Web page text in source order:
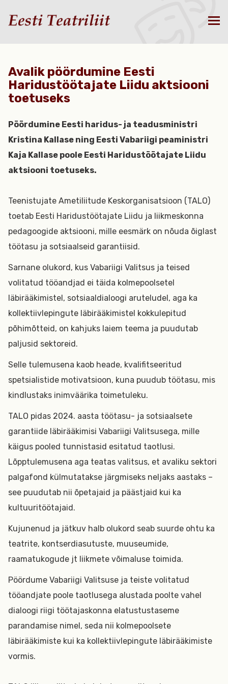
Avalik pöördumine Eesti
Haridustöötajate Liidu aktsiooni
toetuseks
Pöördumine Eesti haridus- ja teadusministri
Kristina Kallase ning Eesti Vabariigi peaministri
Kaja Kallase poole Eesti Haridustöötajate Liidu
aktsiooni toetuseks.
Teenistujate Ametiliitude Keskorganisatsioon (TALO)
toetab Eesti Haridustöötajate Liidu ja liikmeskonna
pedagoogide aktsiooni, mille eesmärk on nõuda õiglast
töötasu ja sotsiaalseid garantiisid.
Sarnane olukord, kus Vabariigi Valitsus ja teised
volitatud tööandjad ei täida kolmepoolsetel
läbirääkimistel, sotsiaaldialoogi aruteludel, aga ka
kollektiivlepingute läbirääkimistel kokkulepitud
põhimõtteid, on kahjuks laiem teema ja puudutab
paljusid sektoreid.
Selle tulemusena kaob heade, kvalifitseeritud
spetsialistide motivatsioon, kuna puudub töötasu, mis
kindlustaks inimväärika toimetuleku.
TALO pidas 2024. aasta töötasu- ja sotsiaalsete
garantiide läbirääkimisi Vabariigi Valitsusega, mille
käigus pooled tunnistasid esitatud taotlusi.
Lõpptulemusena aga teatas valitsus, et avaliku sektori
palgafond külmutatakse järgmiseks neljaks aastaks –
see puudutab nii õpetajaid ja päästjaid kui ka
kultuuritöötajaid.
Kujunenud ja jätkuv halb olukord seab suurde ohtu ka
teatrite, kontserdiasutuste, muuseumide,
raamatukogude jt liikmete võimaluse toimida.
Pöördume Vabariigi Valitsuse ja teiste volitatud
tööandjate poole taotlusega alustada poolte vahel
dialoogi riigi töötajaskonna elatustustaseme
parandamise nimel, seda nii kolmepoolsete
läbirääkimiste kui ka kollektiivlepingute läbirääkimiste
vormis.